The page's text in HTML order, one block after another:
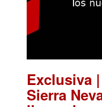
Exclusiva
Sierra